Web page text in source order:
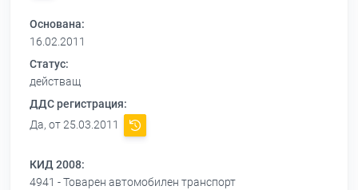
Основана:
16.02.2011
Статус:
действащ
ДДС регистрация:
Да, от 25.03.2011
КИД 2008:
4941 - Товарен автомобилен транспорт